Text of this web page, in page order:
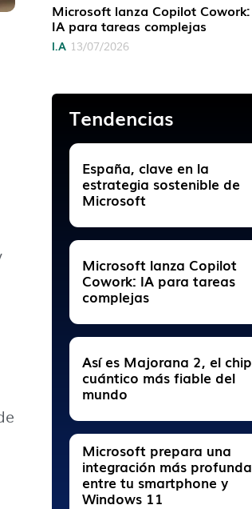
Microsoft lanza Copilot Cowork:
IA para tareas complejas
I.A 13/07/2026
Tendencias
España, clave en la
estrategia sostenible de
Microsoft
Microsoft lanza Copilot
Cowork: IA para tareas
complejas
Así es Majorana 2, el chip
cuántico más fiable del
mundo
Microsoft prepara una
integración más profunda
entre tu smartphone y
Windows 11